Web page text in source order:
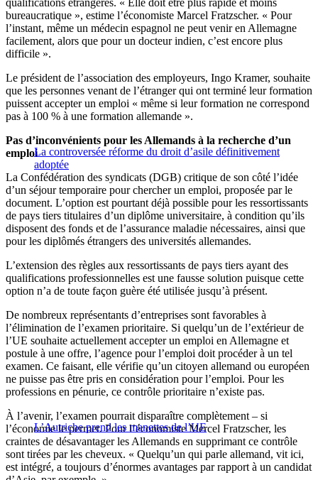
qualifications étrangères. « Elle doit être plus rapide et moins
bureaucratique », estime l’économiste Marcel Fratzscher. « Pour
l’instant, même un médecin espagnol ne peut venir en Allemagne
facilement, alors que pour un docteur indien, c’est encore plus
difficile ».
Le président de l’association des employeurs, Ingo Kramer, souhaite
que les personnes venant de l’étranger qui ont terminé leur formation
puissent accepter un emploi « même si leur formation ne correspond
pas à 100 % à une formation allemande ».
La controversée réforme du droit d’asile définitivement
adoptée
Pas d’inconvénients pour les Allemands à la recherche d’un
emploi
La Confédération des syndicats (DGB) critique de son côté l’idée
d’un séjour temporaire pour chercher un emploi, proposée par le
document. L’option est pourtant déjà possible pour les ressortissants
de pays tiers titulaires d’un diplôme universitaire, à condition qu’ils
disposent des fonds et de l’assurance maladie nécessaires, ainsi que
pour les diplômés étrangers des universités allemandes.
L’extension des règles aux ressortissants de pays tiers ayant des
qualifications professionnelles est une fausse solution puisque cette
option n’a de toute façon guère été utilisée jusqu’à présent.
De nombreux représentants d’entreprises sont favorables à
l’élimination de l’examen prioritaire. Si quelqu’un de l’extérieur de
l’UE souhaite actuellement accepter un emploi en Allemagne et
postule à une offre, l’agence pour l’emploi doit procéder à un tel
examen. Ce faisant, elle vérifie qu’un citoyen allemand ou européen
ne puisse pas être pris en considération pour l’emploi. Pour les
professions en pénurie, ce contrôle prioritaire n’existe pas.
L’Autriche prend les manettes de l’UE
À l’avenir, l’examen pourrait disparaître complètement – si
l’économie le permet. Pour l’économiste Mercel Fratzscher, les
craintes de désavantager les Allemands en supprimant ce contrôle
sont tirées par les cheveux. « Quelqu’un qui parle allemand, vit ici,
est intégré, a toujours d’énormes avantages par rapport à un candidat